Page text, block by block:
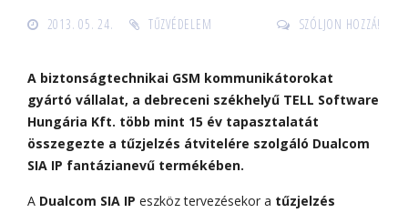
2013. 05. 24. TŰZVÉDELEM SZÓLJON HOZZÁ!
A biztonságtechnikai GSM kommunikátorokat
gyártó vállalat, a debreceni székhelyű TELL Software
Hungária Kft. több mint 15 év tapasztalatát
összegezte a tűzjelzés átvitelére szolgáló Dualcom
SIA IP fantázianevű termékében.
A Dualcom SIA IP eszköz tervezésekor a tűzjelzés